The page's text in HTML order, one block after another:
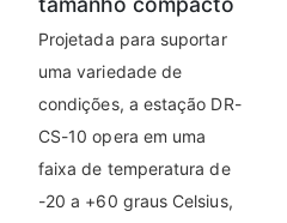
Projetada para suportar
uma variedade de
condições, a estação DR-
CS-10 opera em uma
faixa de temperatura de
-20 a +60 graus Celsius,